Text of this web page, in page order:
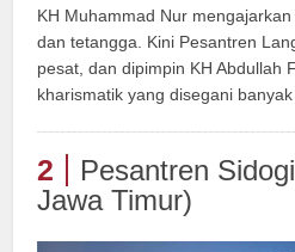
KH Muhammad Nur
dan tetangga. Kini Pesantren
pesat, dan dipimpin KH Abdullah
kharismatik yang disegani banyak
2
Pesantren
Jawa Timur)